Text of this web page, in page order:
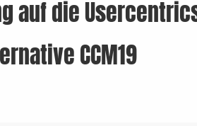
auf die
CCM19